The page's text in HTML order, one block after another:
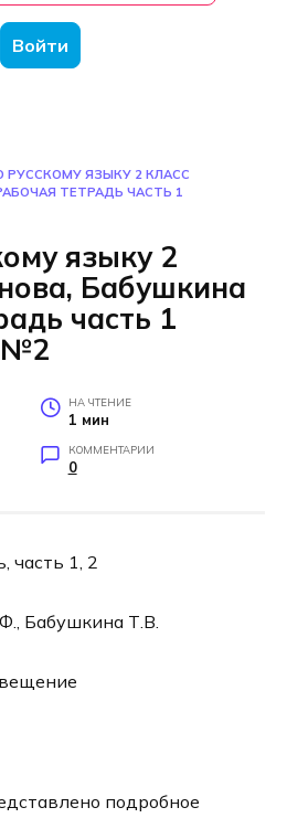
Войти
РУССКОМУ ЯЗЫКУ 2 КЛАСС
ТЕТРАДЬ ЧАСТЬ 1
языку 2
Бабушкина
часть 1
№2
НА ЧТЕНИЕ
1 мин
КОММЕНТАРИИ
0
часть 1, 2
Бабушкина Т.В.
подробное